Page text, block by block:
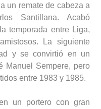
un remate de cabeza a
Santillana. Acabó
temporada entre Liga,
La siguiente
y se convirtió en un
Manuel Sempere, pero
entre 1983 y 1985.
un portero con gran